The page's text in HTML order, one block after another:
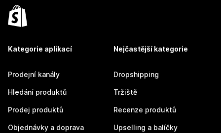
Kategorie aplikací
Prodejní kanály
Hledání produktů
Prodej produktů
Objednávky a doprava
Nejčastější kategorie
Dropshipping
Tržiště
Recenze produktů
Upselling a balíčky